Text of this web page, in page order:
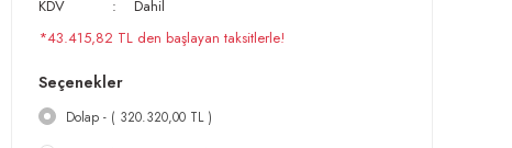
KDV
Dahil
*43.415,82 TL den başlayan taksitlerle!
Seçenekler
Dolap - ( 320.320,00 TL )